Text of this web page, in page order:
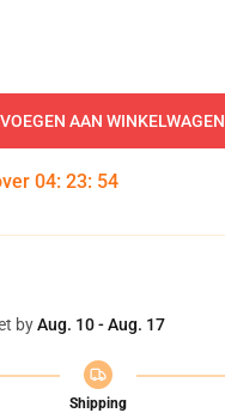
AAN WINKELWAGEN
04: 23: 53
byAug. 10 - Aug. 17
Shipping